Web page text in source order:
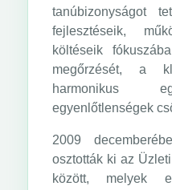
tanúbizonyságot
fejlesztéseik,
költéseik
megőrzését, a
harmonikus
egyenlőtlenségek
2009
osztották ki az
között, melyek